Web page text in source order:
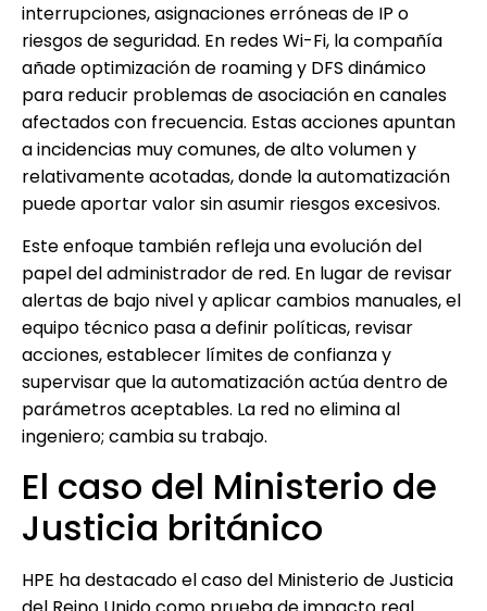
interrupciones, asignaciones erróneas de IP o
riesgos de seguridad. En redes Wi-Fi, la compañía
añade optimización de roaming y DFS dinámico
para reducir problemas de asociación en canales
afectados con frecuencia. Estas acciones apuntan
a incidencias muy comunes, de alto volumen y
relativamente acotadas, donde la automatización
puede aportar valor sin asumir riesgos excesivos.
Este enfoque también refleja una evolución del
papel del administrador de red. En lugar de revisar
alertas de bajo nivel y aplicar cambios manuales, el
equipo técnico pasa a definir políticas, revisar
acciones, establecer límites de confianza y
supervisar que la automatización actúa dentro de
parámetros aceptables. La red no elimina al
ingeniero; cambia su trabajo.
El caso del Ministerio de
Justicia británico
HPE ha destacado el caso del Ministerio de Justicia